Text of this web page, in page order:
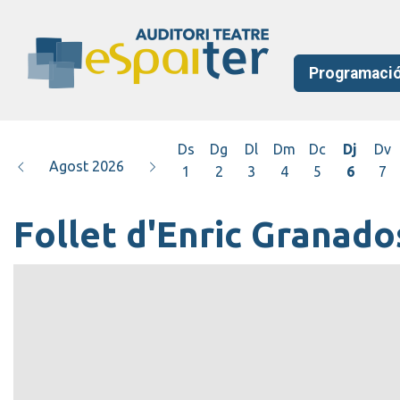
Agost 2026
Ds
1
Dg
2
Dl
3
Dm
4
Dc
5
Dj
6
Dv
7
Follet d'Enric